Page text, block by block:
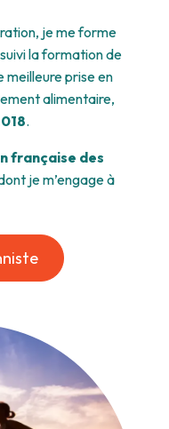
je me forme
la formation de
meilleure prise en
alimentaire,
.
française des
je m’engage à